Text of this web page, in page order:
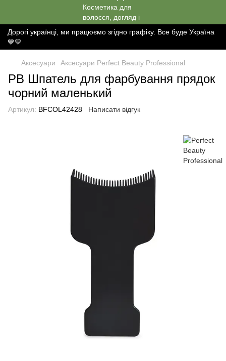
Дорогі українці, ми працюємо згідно графіку. Все буде Україна
💙💛
Аксесуари Аксесуари Perfect Beauty Professional
РВ Шпатель для фарбування прядок
чорний маленький
Артикул: BFCOL42428 Написати відгук